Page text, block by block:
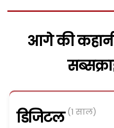
आगे की
डिजिटल (1 साल)